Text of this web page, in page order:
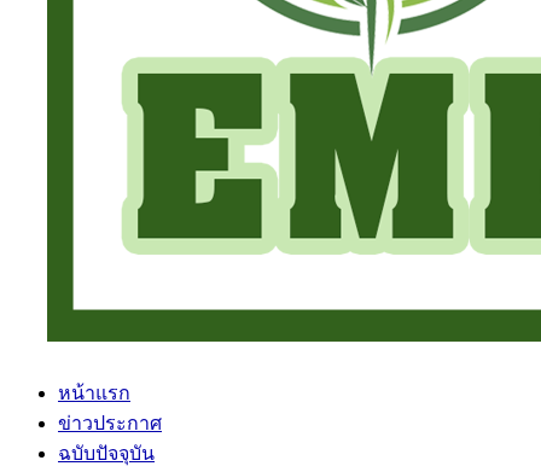
หน้าแรก
ข่าวประกาศ
ฉบับปัจจุบัน